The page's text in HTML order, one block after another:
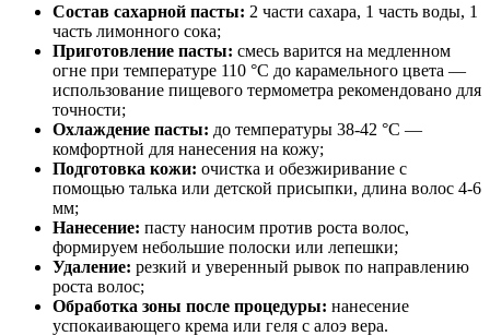
Состав сахарной пасты: 2 части сахара, 1 часть воды, 1
часть лимонного сока;
Приготовление пасты: смесь варится на медленном
огне при температуре 110 °C до карамельного цвета —
использование пищевого термометра рекомендовано для
точности;
Охлаждение пасты: до температуры 38-42 °C —
комфортной для нанесения на кожу;
Подготовка кожи: очистка и обезжиривание с
помощью талька или детской присыпки, длина волос 4-6
мм;
Нанесение: пасту наносим против роста волос,
формируем небольшие полоски или лепешки;
Удаление: резкий и уверенный рывок по направлению
роста волос;
Обработка зоны после процедуры: нанесение
успокаивающего крема или геля с алоэ вера.